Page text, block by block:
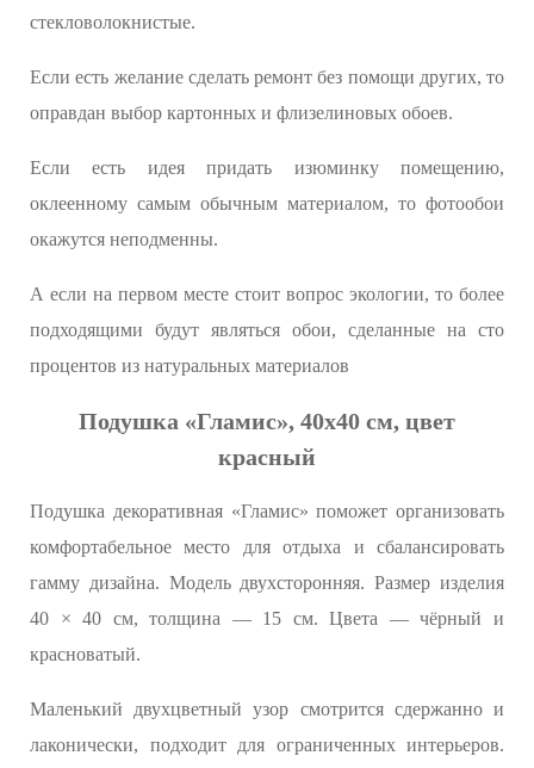
стекловолокнистые.
Если есть желание сделать ремонт без помощи других, то
оправдан выбор картонных и флизелиновых обоев.
Если есть идея придать изюминку помещению,
оклеенному самым обычным материалом, то фотообои
окажутся неподменны.
А если на первом месте стоит вопрос экологии, то более
подходящими будут являться обои, сделанные на сто
процентов из натуральных материалов
Подушка «Гламис», 40х40 см, цвет
красный
Подушка декоративная «Гламис» поможет организовать
комфортабельное место для отдыха и сбалансировать
гамму дизайна. Модель двухсторонняя. Размер изделия
40 × 40 см, толщина — 15 см. Цвета — чёрный и
красноватый.
Маленький двухцветный узор смотрится сдержанно и
лаконически, подходит для ограниченных интерьеров.